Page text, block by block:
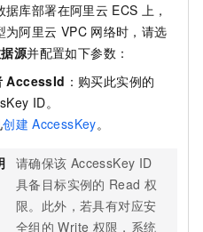
据库部署在阿里云 ECS 上，
为阿里云 VPC 网络时，请选
源并配置如下参数：
AccessId ：购买此实例的
ID。
创建 AccessKey。
请确保该 AccessKey ID
具备目标实例的 Read 权
限。此外，若具有对应安
全组的 Write 权限，系统